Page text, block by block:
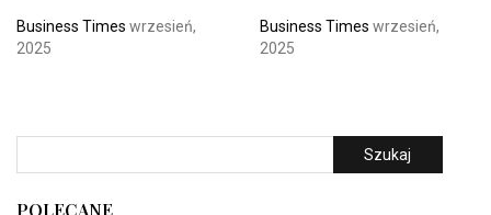
Business Times wrzesień,
2025
Business Times wrzesień,
2025
Szukaj
POLECANE